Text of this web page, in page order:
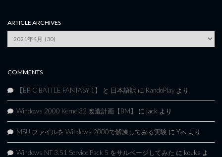
ARTICLE ARCHIVES
Archives
COMMENTS
【EPIC BATTLE FANTASY 1】 と 日本語訳 に RandoPlay より
Windows 2000 Kernel32 改造計画【BM】 に jack より
MSU ファイルを Windows 2000で解凍してみる実験 に Yas より
Windows NT 3.51 Service Pack 5 をサルベージしてみた に kouka よ